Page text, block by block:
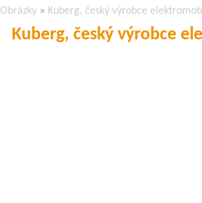
Obrázky » Kuberg, český výrobce
Kuberg, český výrobce